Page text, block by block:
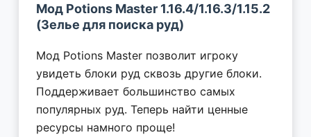
Мод Potions Master 1.16.4/1.16.3/1.15.2
(Зелье для поиска руд)
Мод Potions Master позволит игроку
увидеть блоки руд сквозь другие блоки.
Поддерживает большинство самых
популярных руд. Теперь найти ценные
ресурсы намного проще!